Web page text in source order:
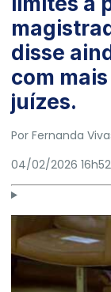
disse
com
juízes.
Por Fernanda
04/02/2026 16h52